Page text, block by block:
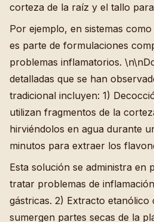
corteza de la raíz y el tallo
Por ejemplo, en sistemas
es parte de formulaciones
problemas inflamatorios.
detalladas que se han
tradicional incluyen: 1)
utilizan fragmentos de la
hirviéndolos en agua durante
minutos para extraer los
Esta solución se administra en
tratar problemas de
gástricas. 2) Extracto etanólico
sumergen partes secas de la